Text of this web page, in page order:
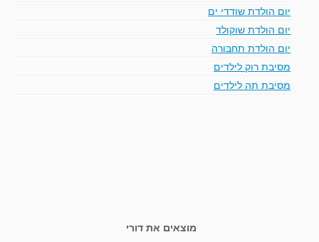
יום הולדת שודדי ים
יום הולדת שוקולד
יום הולדת תחבורה
מסיבת רוק לילדים
מסיבת תה לילדים
מוצאים את דורי